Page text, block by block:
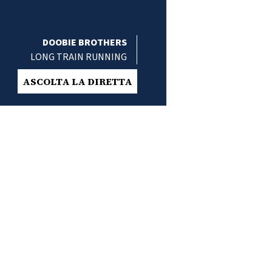
DOOBIE BROTHERS
LONG TRAIN RUNNING
ASCOLTA LA DIRETTA